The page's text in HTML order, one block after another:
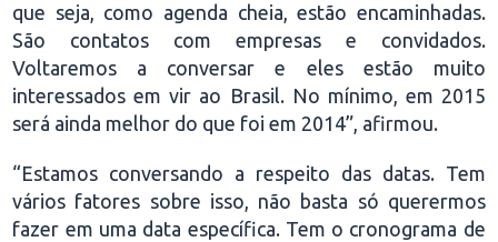
que seja, como agenda cheia, estão encaminhadas.
São contatos com empresas e convidados.
Voltaremos a conversar e eles estão muito
interessados em vir ao Brasil. No mínimo, em 2015
será ainda melhor do que foi em 2014”, afirmou.
“Estamos conversando a respeito das datas. Tem
vários fatores sobre isso, não basta só querermos
fazer em uma data específica. Tem o cronograma de